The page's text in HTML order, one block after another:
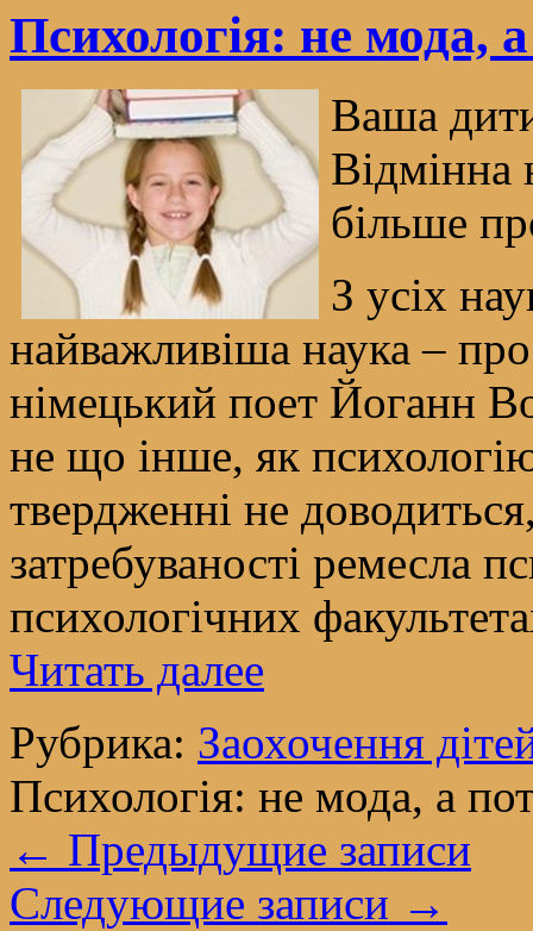
Психологія: не мода,
Ваша
Відмінна
більше
З усіх
найважливіша наука –
німецький поет Йоганн
не що інше, як
твердженні не
затребуваності ремесла
психологічних
Читать далее
Рубрика: Заохочення
Психологія: не мода, а
← Предыдущие записи
Следующие записи →